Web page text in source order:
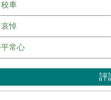
校車
哀悼
平常心
評